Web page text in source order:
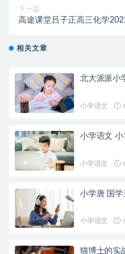
下一篇
高途课堂吕子正高三化学
相关文章
北大派派小
小学语文
小学语文 小
小学语文
小学唐 国学
小学语文
猫博士的实